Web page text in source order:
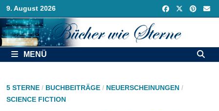
Zurück
zum
Inhalt
9. August 2026
MENÜ
5 STERNE/ BUCHBEITRÄGE/ NEUERSCHEINUNGEN/
SCIENCE FICTION